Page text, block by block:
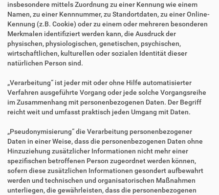
insbesondere mittels Zuordnung zu einer Kennung wie einem
Namen, zu einer Kennnummer, zu Standortdaten, zu einer Online-
Kennung (z.B. Cookie) oder zu einem oder mehreren besonderen
Merkmalen identifiziert werden kann, die Ausdruck der
physischen, physiologischen, genetischen, psychischen,
wirtschaftlichen, kulturellen oder sozialen Identität dieser
natürlichen Person sind.
„Verarbeitung“ ist jeder mit oder ohne Hilfe automatisierter
Verfahren ausgeführte Vorgang oder jede solche Vorgangsreihe
im Zusammenhang mit personenbezogenen Daten. Der Begriff
reicht weit und umfasst praktisch jeden Umgang mit Daten.
„Pseudonymisierung“ die Verarbeitung personenbezogener
Daten in einer Weise, dass die personenbezogenen Daten ohne
Hinzuziehung zusätzlicher Informationen nicht mehr einer
spezifischen betroffenen Person zugeordnet werden können,
sofern diese zusätzlichen Informationen gesondert aufbewahrt
werden und technischen und organisatorischen Maßnahmen
unterliegen, die gewährleisten, dass die personenbezogenen